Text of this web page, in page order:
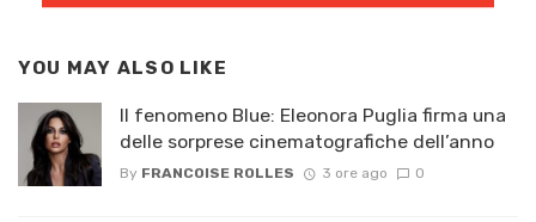
YOU MAY ALSO LIKE
Il fenomeno Blue: Eleonora Puglia firma una
delle sorprese cinematografiche dell’anno
By FRANCOISE ROLLES 3 ore ago 0